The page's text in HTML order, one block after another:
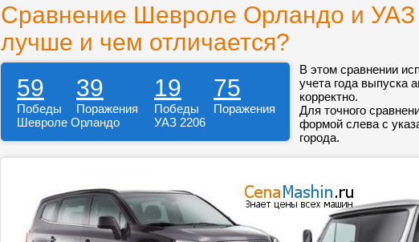
Сравнение Шевроле Орландо и УАЗ
лучше и чем отличается?
59 39 19 75
Победы Поражения Победы
Поражения
Шевроле Орландо
УАЗ 2206
В этом сравнении
учета года выпуска
корректно.
Для точного
формой слева с
города.